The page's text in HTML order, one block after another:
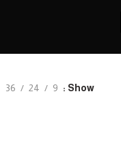
Show
9
24
36